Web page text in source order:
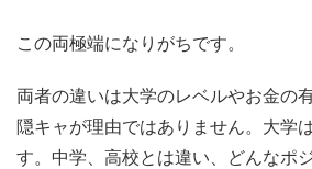
この両極端になりがちです。
両者の違いは大学のレベルやお金の
隠キャが理由ではありません。大学
す。中学、高校とは違い、どんなポ